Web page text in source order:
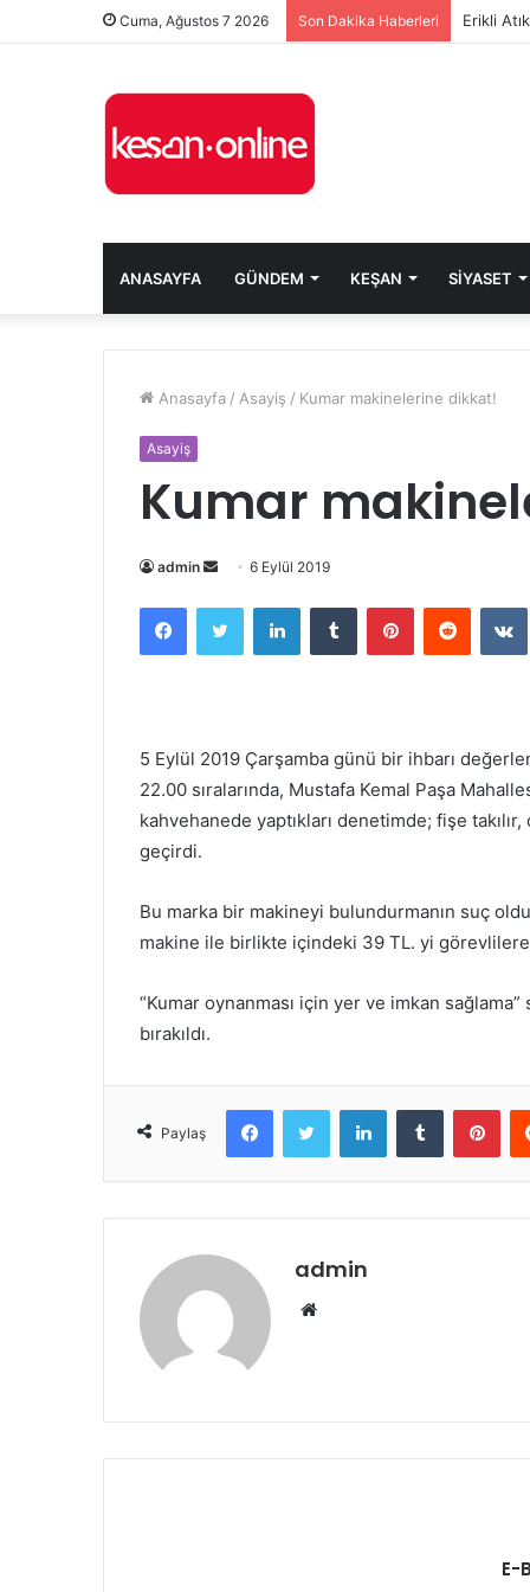
Cuma, Ağustos 7 2026 Son Dakika Haberleri Erikli
ANASAYFA GÜNDEM KEŞAN SIYASET
Anasayfa / Asayiş / Kumar makinelerine dikkat!
Asayiş
Kumar
admin
Bir
posta
göndermek
6 Eylül 2019
FacebookTwitter LinkedInTumblr PinterestReddit
5 Eylül 2019 Çarşamba günü bir ihbarı
22.00 sıralarında, Mustafa Kemal Paşa
kahvehanede yaptıkları denetimde; fişe
geçirdi.
Bu marka bir makineyi bulundurmanın suç
makine ile birlikte içindeki 39 TL. yi
“Kumar oynanması için yer ve imkan
bırakıldı.
Paylaş
FacebookTwitter LinkedInTumblr
admin
Web
E-